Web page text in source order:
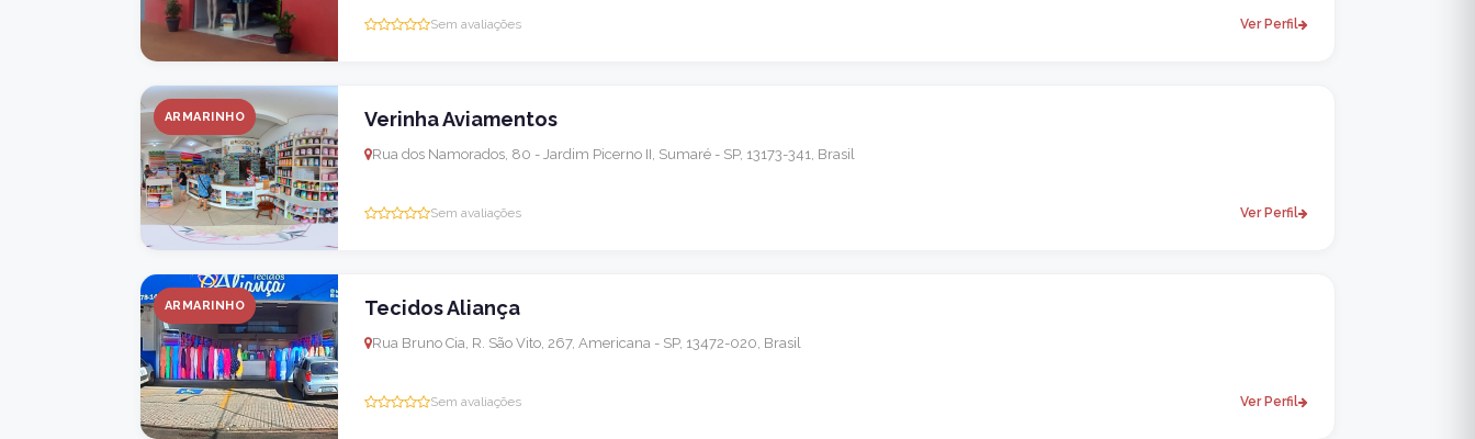
Sem avaliações Ver Perfil
ARMARINHO Verinha Aviamentos
Rua dos Namorados, 80 - Jardim Picerno II, Sumaré - SP, 13173-341, Brasil
Sem avaliações Ver Perfil
ARMARINHO Tecidos Aliança
Rua Bruno Cia, R. São Vito, 267, Americana - SP, 13472-020, Brasil
Sem avaliações Ver Perfil